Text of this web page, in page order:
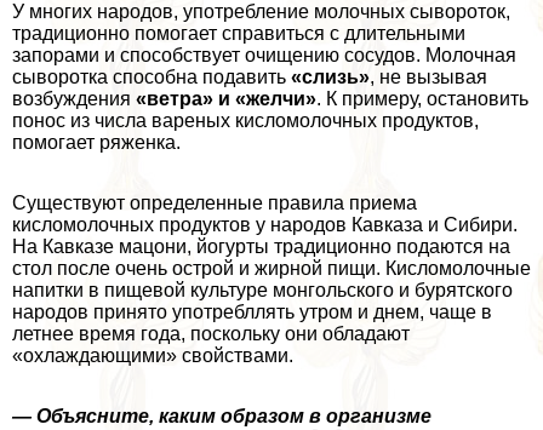
У многих народов, употрeбление молочных сывороток,
традиционно помогает справиться с длительными
запорами и способствует очищению сосудов. Молочная
сыворотка способна подавить «слизь», не вызывая
возбуждения «ветра» и «желчи». К примеру, остановить
понос из числа вареных кисломолочных продуктов,
помогает ряженка.
Существуют определенные правила приема
кисломолочных продуктов у народов Кавказа и Сибири.
На Кавказе мацони, йогурты традиционно подаются на
стол после очень острой и жирной пищи. Кисломолочные
напитки в пищевой культуре монгольского и бурятского
народов принято употрeбллять утром и днем, чаще в
летнее время года, поскольку они обладают
«охлаждающими» свойствами.
— Объясните, каким образом в организме